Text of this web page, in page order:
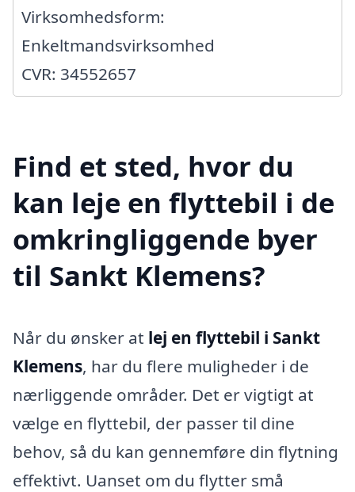
Virksomhedsform:
Enkeltmandsvirksomhed
CVR: 34552657
Find et sted, hvor du
kan leje en flyttebil i de
omkringliggende byer
til Sankt Klemens?
Når du ønsker at lej en flyttebil i Sankt
Klemens, har du flere muligheder i de
nærliggende områder. Det er vigtigt at
vælge en flyttebil, der passer til dine
behov, så du kan gennemføre din flytning
effektivt. Uanset om du flytter små